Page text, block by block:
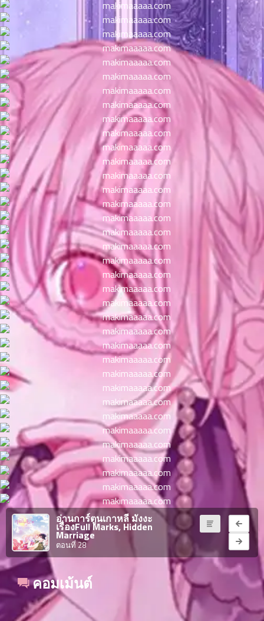
อ่านการ์ตูนเกาหลี มังงะ
เรื่องFull Marks, Hidden
Marriage
ตอนที่ 28
คอมเม้นต์
ที่
น
9
ตอน
ที่
น
10
ตอน
ที่
ม
11
ตอน
ที่
ม
12
ตอน
ที่
ม
13
ตอน
ที่
ม
14
ตอน
ที่
ม
15
ตอน
ที่
ม
16
ตอน
ที่
ม
17
ตอน
ที่
ม
18
ตอน
ที่
19
ตอน
ที่
ม